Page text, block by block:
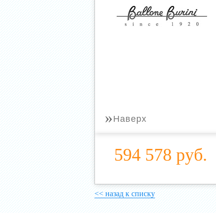
» Наверх
594 578 руб.
<< назад к списку